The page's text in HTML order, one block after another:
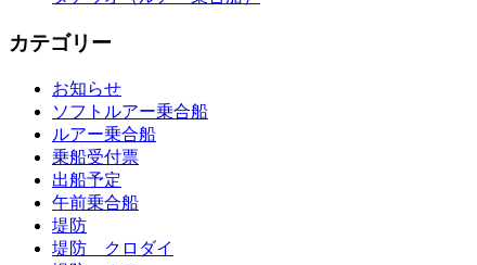
カテゴリー
お知らせ
ソフトルアー乗合船
ルアー乗合船
乗船受付票
出船予定
午前乗合船
堤防
堤防 クロダイ